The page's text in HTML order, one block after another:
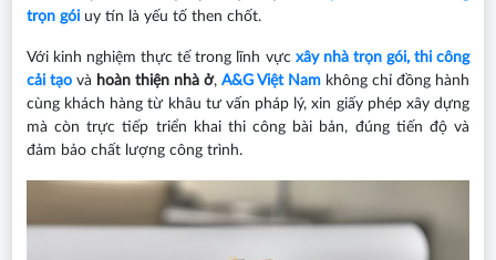
trọn góiuy tín là yếu tố then chốt.
Với kinh nghiệm thực tế trong lĩnh vực xây nhà trọn gói, thi công
cải tạo và hoàn thiện nhà ở,A&G Việt Nam không chỉ đồng hành
cùng khách hàng từ khâu tư vấn pháp lý, xin giấy phép xây dựng
mà còn trực tiếp triển khai thi công bài bản, đúng tiến độ và
đảm bảo chất lượng công trình.